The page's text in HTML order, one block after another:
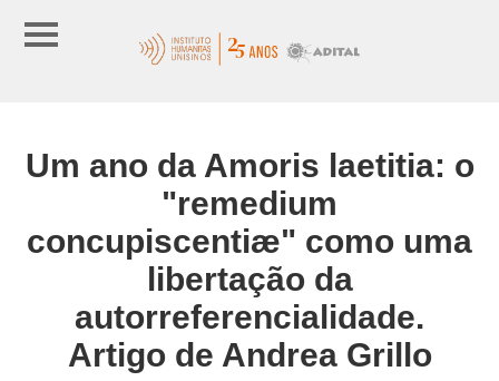
Um ano da Amoris laetitia: o
"remedium
concupiscentiæ" como uma
libertação da
autorreferencialidade.
Artigo de Andrea Grillo